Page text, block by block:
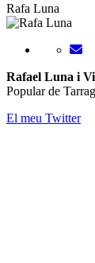
Rafa Luna
Rafael Luna i
Popular de
El meu Twitter